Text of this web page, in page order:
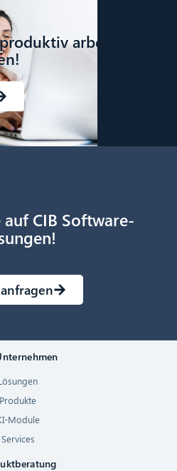
arbeiten,
CIB Software-
Produkte
Module
Services